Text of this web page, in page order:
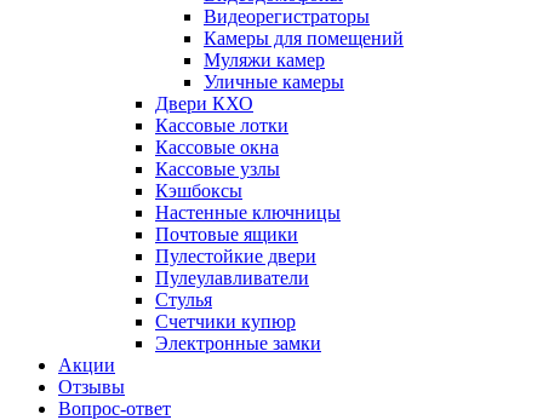
Видеорегистраторы
Камеры для помещений
Муляжи камер
Уличные камеры
Двери КХО
Кассовые лотки
Кассовые окна
Кассовые узлы
Кэшбоксы
Настенные ключницы
Почтовые ящики
Пулестойкие двери
Пулеулавливатели
Стулья
Счетчики купюр
Электронные замки
Акции
Отзывы
Вопрос-ответ